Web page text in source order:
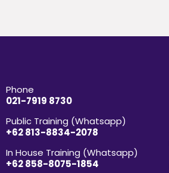
Phone
021-7919 8730
Public Training (Whatsapp)
+62 813-8834-2078
In House Training (Whatsapp)
+62 858-8075-1854